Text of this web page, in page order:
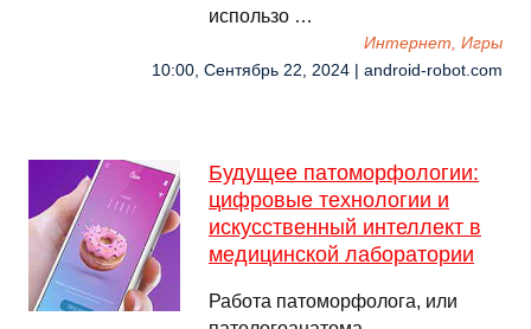
использо …
Интернет, Игры
10:00, Сентябрь 22, 2024 | android-robot.com
Будущее патоморфологии:
цифровые технологии и
искусственный интеллект в
медицинской лаборатории
Работа патоморфолога, или